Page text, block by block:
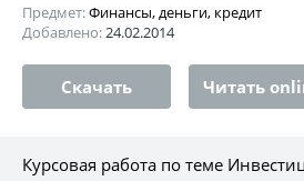
Предмет:Финансы, деньги, кредит
Добавлено:24.02.2014
Скачать Читать
Курсовая работа по теме